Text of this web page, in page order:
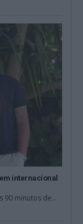
internacional
90 minutos de...